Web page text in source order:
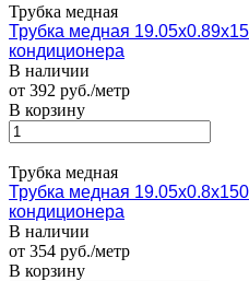
Трубка медная
Трубка медная
кондиционера
В наличии
от 392 руб./метр
В корзину
Трубка медная
Трубка медная
кондиционера
В наличии
от 354 руб./метр
В корзину